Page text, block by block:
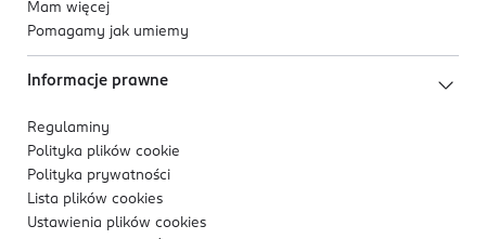
Mam więcej
Pomagamy jak umiemy
Informacje prawne
Regulaminy
Polityka plików cookie
Polityka prywatności
Lista plików cookies
Ustawienia plików cookies